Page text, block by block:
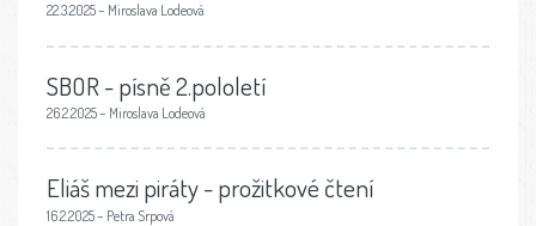
22.3.2025 – Miroslava Lodeová
SBOR - písně 2.pololetí
26.2.2025 – Miroslava Lodeová
Eliáš mezi piráty - prožitkové čtení
16.2.2025 – Petra Srpová